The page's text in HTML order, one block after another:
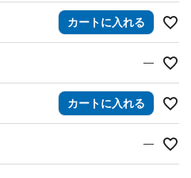
カートに入れる
—
カートに入れる
—